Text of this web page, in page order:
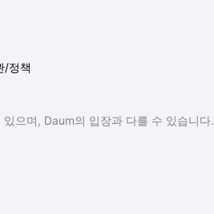
/정책
으며, Daum의 입장과 다를 수 있습니다.